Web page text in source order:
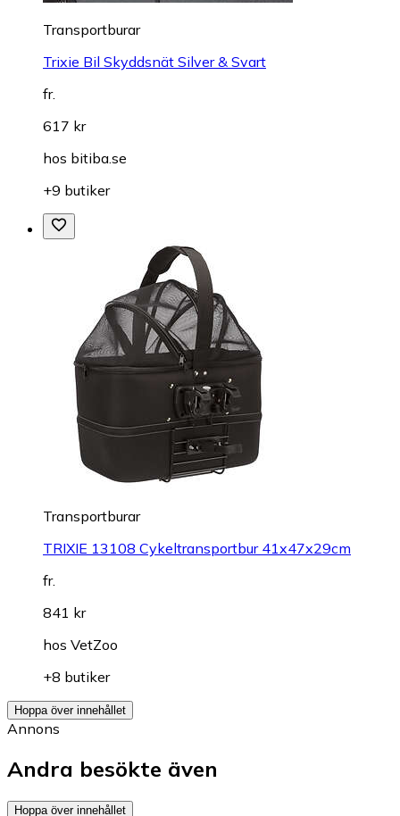
Transportburar
Trixie Bil Skyddsnät Silver & Svart
fr.
617 kr
hos bitiba.se
+9 butiker
Transportburar
TRIXIE 13108 Cykeltransportbur 41x47x29cm
fr.
841 kr
hos VetZoo
+8 butiker
Hoppa över innehållet
Annons
Andra besökte även
Hoppa över innehållet